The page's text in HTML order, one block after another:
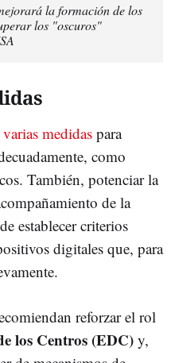
la formación de los
los "oscuros"
medidas para
como
También, potenciar la
de la
establecer criterios
digitales que, para
reforzar el rol
los Centros (EDC) y,